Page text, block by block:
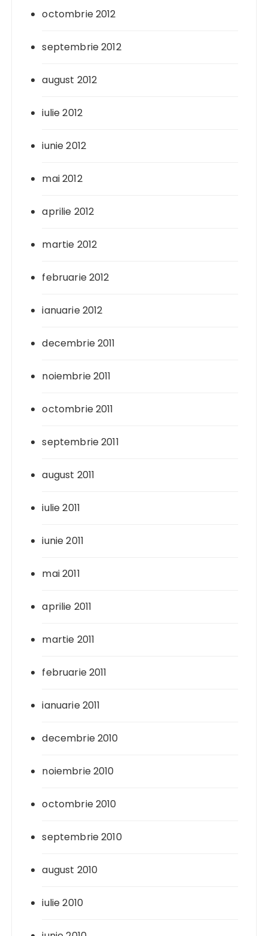
octombrie 2012
septembrie 2012
august 2012
iulie 2012
iunie 2012
mai 2012
aprilie 2012
martie 2012
februarie 2012
ianuarie 2012
decembrie 2011
noiembrie 2011
octombrie 2011
septembrie 2011
august 2011
iulie 2011
iunie 2011
mai 2011
aprilie 2011
martie 2011
februarie 2011
ianuarie 2011
decembrie 2010
noiembrie 2010
octombrie 2010
septembrie 2010
august 2010
iulie 2010